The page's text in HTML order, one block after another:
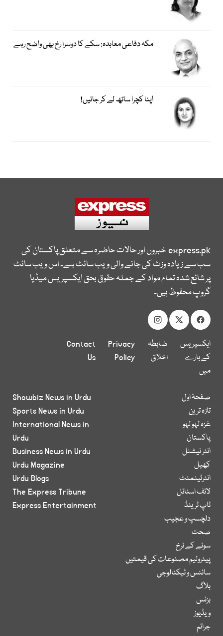
مکہ دفاعی معاہدہ: سکے کا دوسرا رخ بھی واضح رہے
اپنا کچرا ساتھ لے کر جائیں!
express.pkخبروں اور حالات حاضرہ سے متعلق پاکستان کی
سب سے زیادہ وزٹ کی جانے والی ویب سائٹ ہے۔ اس ویب سائٹ
پر شائع شدہ تمام مواد کے جملہ حقوق بحق ایکسپریس میڈیا
گروپ محفوظ ہیں۔
ایکسپریس
کے بارے
میں
ضابطہ
اخلاق
Privacy
Policy
Contact
Us
صفحۂ اول
تازہ ترین
غزہ لہو لہو
پاکستان
انٹر نیشنل
کھیل
انٹرٹینمنٹ
لائف اسٹائل
ٹاپ ٹرینڈ
دلچسپ و عجیب
صحت
سونے کے نرخ
پیٹرولیم مصنوعات کی قیمتیں
سائنس و ٹیکنالوجی
بلاگ
بزنس
ویڈیوز
جرائم
Showbiz News in Urdu
Sports News in Urdu
International News in
Urdu
Business News in Urdu
Urdu Magazine
Urdu Blogs
The Express Tribune
Express Entertainment